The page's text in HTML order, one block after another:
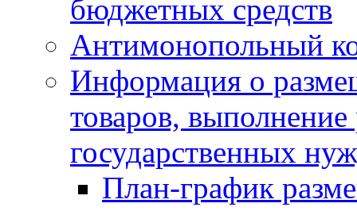
бюджетных средств
Антимонопольный
Информация о
товаров, выполнение
государственных
План-график